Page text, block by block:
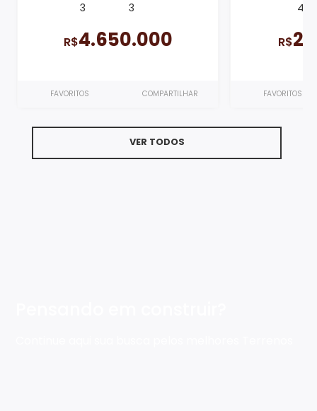
3 3
R$4.650.000
FAVORITOS COMPARTILHAR
4
R$
FAVORITOS
VER TODOS